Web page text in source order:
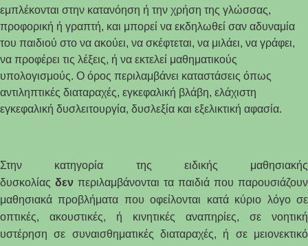
εμπλέκονται στην κατανόηση ή την χρήση της γλώσσας,
προφορική ή γραπτή, και μπορεί να εκδηλωθεί σαν αδυναμία
του παιδιού στο να ακούει, να σκέφτεται, να μιλάει, να γράφει,
να προφέρει τις λέξεις, ή να εκτελεί μαθηματικούς
υπολογισμούς. Ο όρος περιλαμβάνει καταστάσεις όπως
αντιληπτικές διαταραχές, εγκεφαλική βλάβη, ελάχιστη
εγκεφαλική δυσλειτουργία, δυσλεξία και εξελικτική αφασία.
Στην κατηγορία της ειδικής μαθησιακής
δυσκολίας δεν περιλαμβάνονται τα παιδιά που παρουσιάζουν
μαθησιακά προβλήματα που οφείλονται κατά κύριο λόγο σε
οπτικές, ακουστικές, ή κινητικές αναπηρίες, σε νοητική
υστέρηση σε συναισθηματικές διαταραχές, ή σε μειονεκτικό